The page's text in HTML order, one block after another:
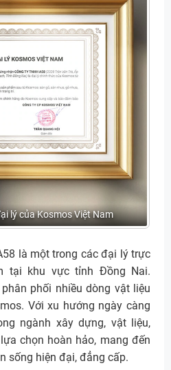
lý của Kosmos Việt Nam
là một trong các đại lý trực
tại khu vực tỉnh Đồng Nai.
phối nhiều dòng vật liệu
Với xu hướng ngày càng
ngành xây dựng, vật liệu,
chọn hoàn hảo, mang đến
sống hiện đại, đẳng cấp.